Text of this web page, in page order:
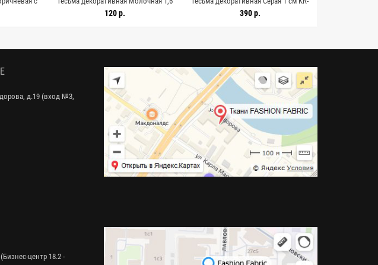
см KR-6А 18042680
120 р.
6E/2 18042678
390 р.
д.19 (вход №3,
центр 18.2 -